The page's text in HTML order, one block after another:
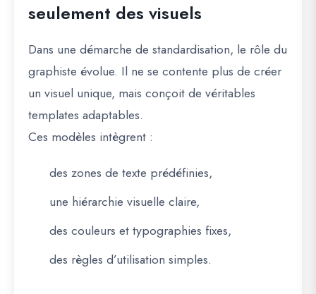
seulement des visuels
Dans une démarche de standardisation, le rôle du
graphiste évolue. Il ne se contente plus de créer
un visuel unique, mais conçoit de véritables
templates adaptables.
Ces modèles intègrent :
des zones de texte prédéfinies,
une hiérarchie visuelle claire,
des couleurs et typographies fixes,
des règles d’utilisation simples.